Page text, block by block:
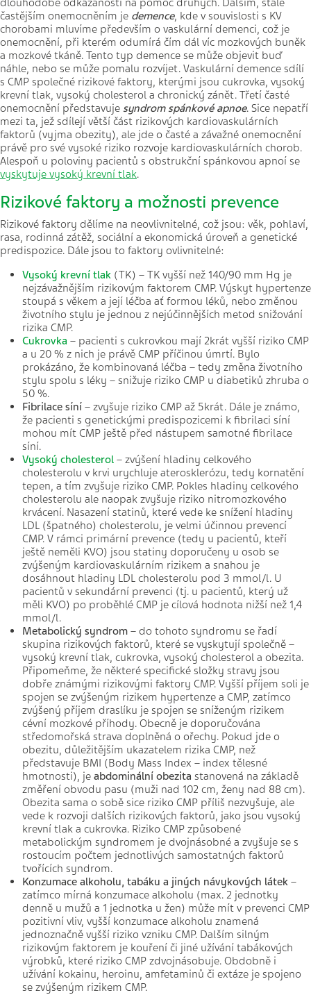
dlouhodobé odkázanosti na pomoc druhých. Dalším, stále
častějším onemocněním je demence, kde v souvislosti s KV
chorobami mluvíme především o vaskulární demenci, což je
onemocnění, při kterém odumírá čím dál víc mozkových buněk
a mozkové tkáně. Tento typ demence se může objevit buď
náhle, nebo se může pomalu rozvíjet. Vaskulární demence sdílí
s CMP společné rizikové faktory, kterými jsou cukrovka, vysoký
krevní tlak, vysoký cholesterol a chronický zánět. Třetí časté
onemocnění představuje syndrom spánkové apnoe. Sice nepatří
mezi ta, jež sdílejí větší část rizikových kardiovaskulárních
faktorů (vyjma obezity), ale jde o časté a závažné onemocnění
právě pro své vysoké riziko rozvoje kardiovaskulárních chorob.
Alespoň u poloviny pacientů s obstrukční spánkovou apnoí se
vyskytuje vysoký krevní tlak.
Rizikové faktory a možnosti prevence
Rizikové faktory dělíme na neovlivnitelné, což jsou: věk, pohlaví,
rasa, rodinná zátěž, sociální a ekonomická úroveň a genetické
predispozice. Dále jsou to faktory ovlivnitelné:
Vysoký krevní tlak (TK) – TK vyšší než 140/90 mm Hg je
nejzávažnějším rizikovým faktorem CMP. Výskyt hypertenze
stoupá s věkem a její léčba ať formou léků, nebo změnou
životního stylu je jednou z nejúčinnějších metod snižování
rizika CMP.
Cukrovka – pacienti s cukrovkou mají 2krát vyšší riziko CMP
a u 20 % z nich je právě CMP příčinou úmrtí. Bylo
prokázáno, že kombinovaná léčba – tedy změna životního
stylu spolu s léky – snižuje riziko CMP u diabetiků zhruba o
50 %.
Fibrilace síní – zvyšuje riziko CMP až 5krát. Dále je známo,
že pacienti s genetickými predispozicemi k fibrilaci síní
mohou mít CMP ještě před nástupem samotné fibrilace
síní.
Vysoký cholesterol – zvýšení hladiny celkového
cholesterolu v krvi urychluje aterosklerózu, tedy kornatění
tepen, a tím zvyšuje riziko CMP. Pokles hladiny celkového
cholesterolu ale naopak zvyšuje riziko nitromozkového
krvácení. Nasazení statinů, které vede ke snížení hladiny
LDL (špatného) cholesterolu, je velmi účinnou prevencí
CMP. V rámci primární prevence (tedy u pacientů, kteří
ještě neměli KVO) jsou statiny doporučeny u osob se
zvýšeným kardiovaskulárním rizikem a snahou je
dosáhnout hladiny LDL cholesterolu pod 3 mmol/l. U
pacientů v sekundární prevenci (tj. u pacientů, který už
měli KVO) po proběhlé CMP je cílová hodnota nižší než 1,4
mmol/l.
Metabolický syndrom – do tohoto syndromu se řadí
skupina rizikových faktorů, které se vyskytují společně –
vysoký krevní tlak, cukrovka, vysoký cholesterol a obezita.
Připomeňme, že některé specifické složky stravy jsou
dobře známými rizikovými faktory CMP. Vyšší příjem soli je
spojen se zvýšeným rizikem hypertenze a CMP, zatímco
zvýšený příjem draslíku je spojen se sníženým rizikem
cévní mozkové příhody. Obecně je doporučována
středomořská strava doplněná o ořechy. Pokud jde o
obezitu, důležitějším ukazatelem rizika CMP, než
představuje BMI (Body Mass Index – index tělesné
hmotnosti), je abdominální obezita stanovená na základě
změření obvodu pasu (muži nad 102 cm, ženy nad 88 cm).
Obezita sama o sobě sice riziko CMP příliš nezvyšuje, ale
vede k rozvoji dalších rizikových faktorů, jako jsou vysoký
krevní tlak a cukrovka. Riziko CMP způsobené
metabolickým syndromem je dvojnásobné a zvyšuje se s
rostoucím počtem jednotlivých samostatných faktorů
tvořících syndrom.
Konzumace alkoholu, tabáku a jiných návykových látek –
zatímco mírná konzumace alkoholu (max. 2 jednotky
denně u mužů a 1 jednotka u žen) může mít v prevenci CMP
pozitivní vliv, vyšší konzumace alkoholu znamená
jednoznačně vyšší riziko vzniku CMP. Dalším silným
rizikovým faktorem je kouření či jiné užívání tabákových
výrobků, které riziko CMP zdvojnásobuje. Obdobně i
užívání kokainu, heroinu, amfetaminů či extáze je spojeno
se zvýšeným rizikem CMP.